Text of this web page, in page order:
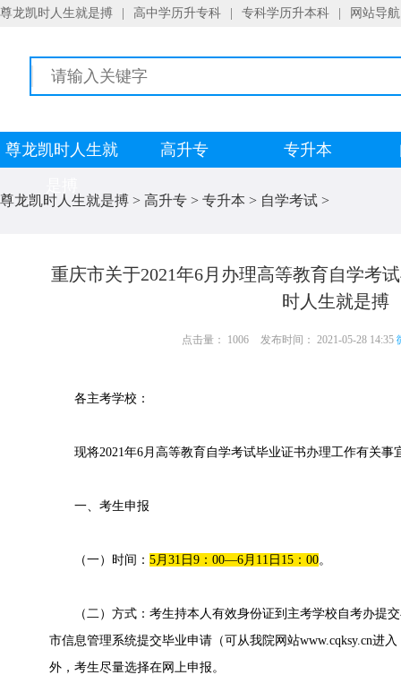
尊龙凯时人生就是搏 高中学历升专科 专科学历升本科 网站导航
尊龙凯时人生就
高升专 专升本
尊龙凯时人生就是搏 > 高升专 > 专升本 > 自学考试 >
重庆市关于2021年6月办理高等教育自学考
时人生就是搏
点击量： 1006 发布时间： 2021-05-28 14:35
各主考学校：
现将2021年6月高等教育自学考试毕业证书办理工作有关事
一、考生申报
（一）时间： 5月31日9：00—6月11日15：00。
（二）方式：考生持本人有效身份证到主考学校自考办提交
市信息管理系统提交毕业申请（可从我院网站www.cqksy.cn进
外，考生尽量选择在网上申报。